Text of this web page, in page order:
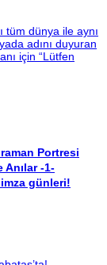
tüm dünya ile aynı
adını duyuran
için “Lütfen
Portresi
Anılar -1-
imza günleri!